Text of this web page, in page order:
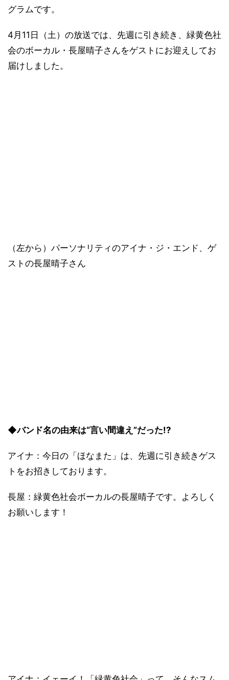
グラムです。
4月11日（土）の放送では、先週に引き続き、緑黄色社
会のボーカル・長屋晴子さんをゲストにお迎えしてお
届けしました。
（左から）パーソナリティのアイナ・ジ・エンド、ゲ
ストの長屋晴子さん
◆バンド名の由来は“言い間違え”だった!?
アイナ：今日の「ほなまた」は、先週に引き続きゲス
トをお招きしております。
長屋：緑黄色社会ボーカルの長屋晴子です。よろしく
お願いします！